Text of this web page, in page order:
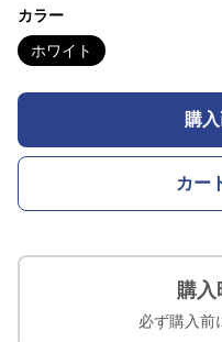
カラー
ホワイト
購
カー
購入
必ず購入前